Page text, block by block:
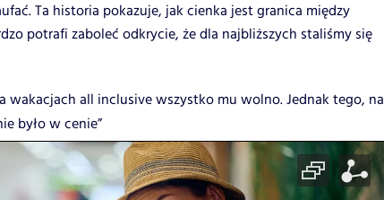
Ta historia pokazuje, jak cienka jest granica między
potrafi zaboleć odkrycie, że dla najbliższych staliśmy się
wakacjach all inclusive wszystko mu wolno. Jednak tego, na
było w cenie”